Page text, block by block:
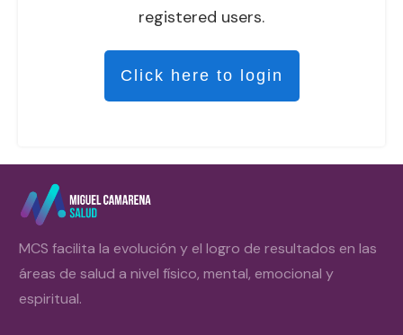
registered users.
Click here to login
MCS facilita la evolución y el logro de resultados en las
áreas de salud a nivel físico, mental, emocional y
espiritual.